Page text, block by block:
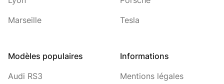
Marseille
Modèles populaires
Audi RS3
Tesla
Informations
Mentions légales